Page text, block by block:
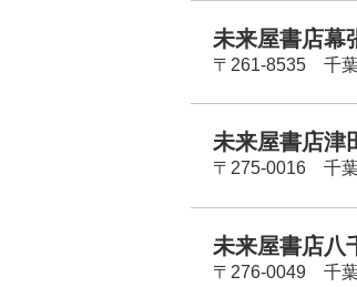
未来屋書店幕
〒261-8535 千
未来屋書店津
〒275-0016 千
未来屋書店八
〒276-0049 千